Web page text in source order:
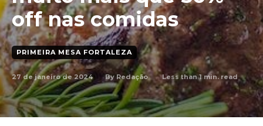
off nas comidas
PRIMEIRA MESA FORTALEZA
27 de janeiro de 2024 By Redação Less than 1 min. read